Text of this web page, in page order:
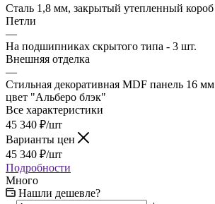
Сталь 1,8 мм, закрытый утепленный короб
Петли
—
На подшипниках скрытого типа - 3 шт.
Внешняя отделка
—
Стильная декоративная MDF панель 16
цвет "Альберо блэк"
Все характеристики
45 340 ₽/шт
Варианты цен
45 340 ₽/шт
Подробности
Много
Нашли дешевле?